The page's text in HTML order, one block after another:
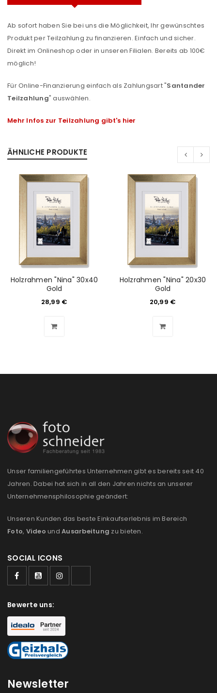
Ab sofort haben Sie bei uns die Möglichkeit, Ihr gewünschtes
Produkt per Teilzahlung zu finanzieren. Einfach und sicher.
Direkt im Onlineshop oder in unseren Filialen. Bereits ab 100€
möglich!
Für Online-Finanzierung einfach als Zahlungsart "Santander
Teilzahlung" auswählen.
Mehr Infos zur Teilzahlung gibt's hier
ÄHNLICHE PRODUKTE
Holzrahmen "Nina" 30x40
Gold
28,99 €
Holzrahmen "Nina" 20x30
Gold
20,99 €
Unser familiengeführtes Unternehmen gibt es bereits seit 40
Jahren. Dabei hat sich in all den Jahren nichts an unserer
Unternehmensphilosophie geändert:
Unseren Kunden das beste Einkaufserlebnis im Bereich
Foto, Video und Ausarbeitung zu bieten.
SOCIAL ICONS
Bewerte uns:
Newsletter